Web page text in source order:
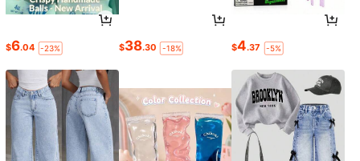
$6.04 -23% $38.30 -18% $4.37 -5%